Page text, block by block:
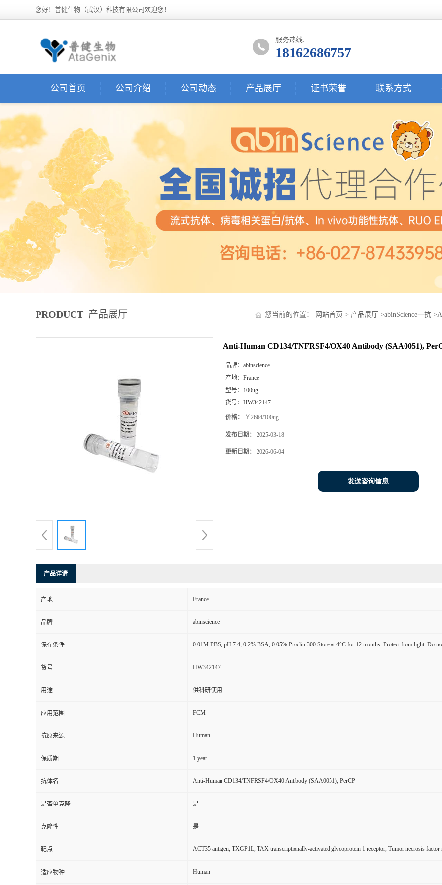
您好！普健生物（武汉）科技有限公司欢迎您！
服务热线:
18162686757
公司首页 公司介绍 公司动态 产品展厅 证书荣誉 联系方式
PRODUCT 产品展厅 您当前的位置： 网站首页 > 产品展厅 >abinScience一抗 >
Anti-Human CD134/TNFRSF4/OX40 Antibody (SAA0051),
品牌： abinscience
产地： France
型号： 100ug
货号： HW342147
价格： ￥2664/100ug
发布日期： 2025-03-18
更新日期： 2026-06-04
发送咨询信息
产品详请
产地 France
品牌 abinscience
保存条件 0.01M PBS, pH 7.4, 0.2% BSA, 0.05% Proclin 300.Store at 4°C for 12 months. Protect from light. Do
货号 HW342147
用途 供科研使用
应用范围 FCM
抗原来源 Human
保质期 1 year
抗体名 Anti-Human CD134/TNFRSF4/OX40 Antibody (SAA0051), PerCP
是否单克隆 是
克隆性 是
靶点 ACT35 antigen, TXGP1L, TAX transcriptionally-activated glycoprotein 1 receptor, Tumor necrosis
适应物种 Human